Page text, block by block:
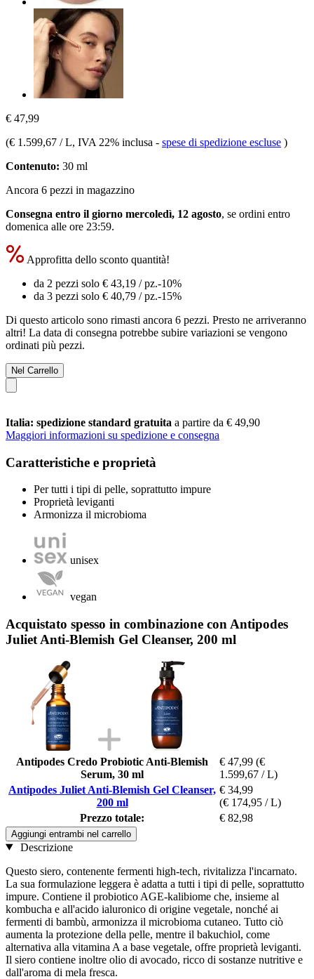
€ 47,99
(€ 1.599,67 / L, IVA 22% inclusa - spese di spedizione escluse )
Contenuto: 30 ml
Ancora 6 pezzi in magazzino
Consegna entro il giorno mercoledì, 12 agosto, se ordini entro
domenica alle ore 23:59.
Approfitta dello sconto quantità!
da 2 pezzi solo € 43,19 / pz.-10%
da 3 pezzi solo € 40,79 / pz.-15%
Di questo articolo sono rimasti ancora 6 pezzi. Presto ne arriveranno
altri! La data di consegna potrebbe subire variazioni se vengono
ordinati più pezzi.
Nel Carrello
Italia: spedizione standard gratuita a partire da € 49,90
Maggiori informazioni su spedizione e consegna
Caratteristiche e proprietà
Per tutti i tipi di pelle, soprattutto impure
Proprietà leviganti
Armonizza il microbioma
unisex
vegan
Acquistato spesso in combinazione con Antipodes
Juliet Anti-Blemish Gel Cleanser, 200 ml
Antipodes Credo Probiotic Anti-Blemish
Serum, 30 ml
€ 47,99 (€
1.599,67 / L)
Antipodes Juliet Anti-Blemish Gel Cleanser,
200 ml
€ 34,99
(€ 174,95 / L)
Prezzo totale:
€ 82,98
Aggiungi entrambi nel carrello
Descrizione
Questo siero, contenente fermenti high-tech, rivitalizza l'incarnato.
La sua formulazione leggera è adatta a tutti i tipi di pelle, soprattutto
impure. Contiene il probiotico AGE-kalibiome che, insieme al
kombucha e all'acido ialuronico di origine vegetale, nonché ai
fermenti di bambù, armonizza il microbioma cutaneo. Tutto ciò
aumenta la protezione della pelle, mentre il bakuchiol, come
alternativa alla vitamina A a base vegetale, offre proprietà leviganti.
Il siero contiene inoltre olio di avocado, ricco di sostanze nutritive e
dall'aroma di mela fresca.